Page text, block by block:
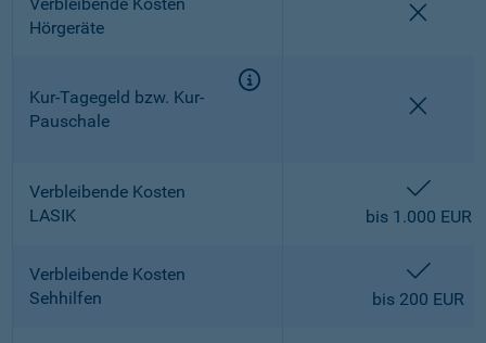
Hörgeräte
Kur-Tagegeld bzw. Kur-
Pauschale
Verbleibende Kosten
LASIK
bis 1.000 EUR
Verbleibende Kosten
Sehhilfen
bis 200 EUR